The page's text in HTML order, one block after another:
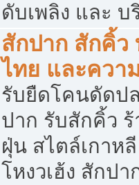
ดับเพลิง และ
สักปาก สักคิ้
ไทย และควา
รับยืดโคนดัดป
ปาก รับสักคิ้ว
ฝุ่น สไตล์เกาห
โหงวเฮ้ง สักป